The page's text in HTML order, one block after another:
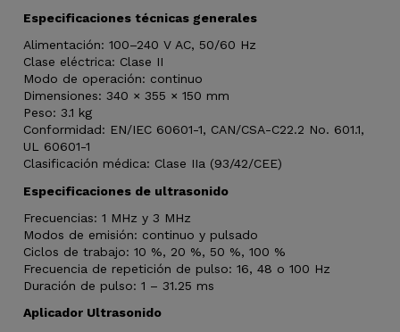
Especificaciones técnicas generales
Alimentación: 100–240 V AC, 50/60 Hz
Clase eléctrica: Clase II
Modo de operación: continuo
Dimensiones: 340 × 355 × 150 mm
Peso: 3.1 kg
Conformidad: EN/IEC 60601-1, CAN/CSA-C22.2 No. 601.1,
UL 60601-1
Clasificación médica: Clase IIa (93/42/CEE)
Especificaciones de ultrasonido
Frecuencias: 1 MHz y 3 MHz
Modos de emisión: continuo y pulsado
Ciclos de trabajo: 10 %, 20 %, 50 %, 100 %
Frecuencia de repetición de pulso: 16, 48 o 100 Hz
Duración de pulso: 1 – 31.25 ms
Aplicador Ultrasonido